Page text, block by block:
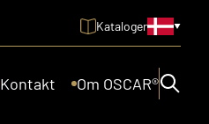
Kataloger
Kontakt Om OSCAR®